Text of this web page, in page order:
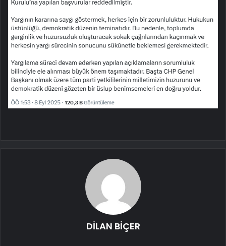
DİLAN BİÇER